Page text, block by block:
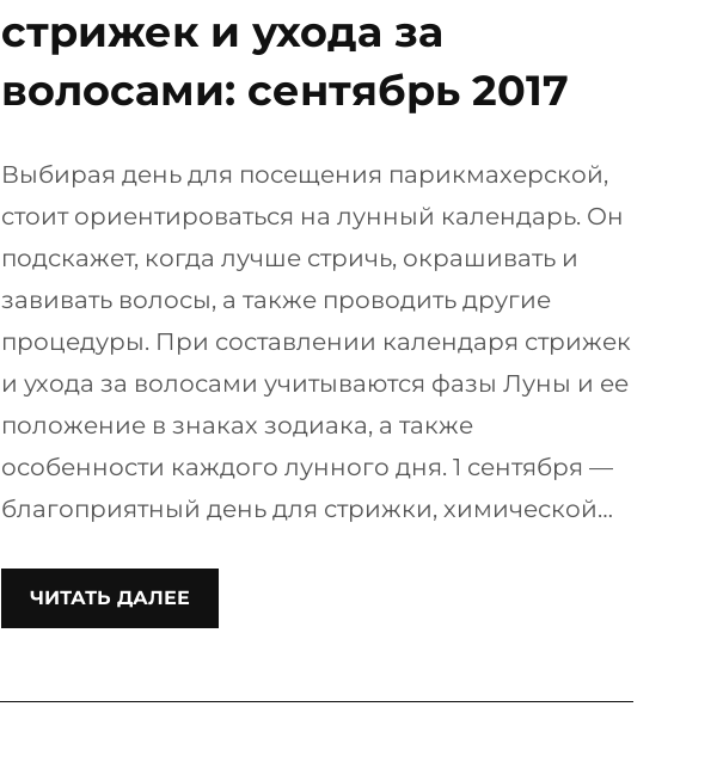
стрижек и ухода за
волосами: сентябрь 2017
Выбирая день для посещения парикмахерской,
стоит ориентироваться на лунный календарь. Он
подскажет, когда лучше стричь, окрашивать и
завивать волосы, а также проводить другие
процедуры. При составлении календаря стрижек
и ухода за волосами учитываются фазы Луны и ее
положение в знаках зодиака, а также
особенности каждого лунного дня. 1 сентября —
благоприятный день для стрижки, химической…
ЧИТАТЬ ДАЛЕЕ